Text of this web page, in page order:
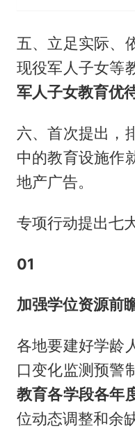
五、立足实际、
现役军人子女等
军人子女教育优
六、首次提出，
中的教育设施作
地产广告。
专项行动提出七
01
加强学位资源前
各地要建好学龄
口变化监测预警
教育各学段各年
位动态调整和余